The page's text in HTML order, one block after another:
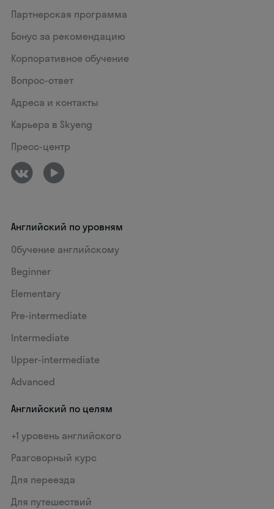
Партнерская программа
Бонус за рекомендацию
Корпоративное обучение
Вопрос-ответ
Адреса и контакты
Карьера в Skyeng
Пресс-центр
Английский по уровням
Обучение английскому
Beginner
Elementary
Pre-intermediate
Intermediate
Upper-intermediate
Advanced
Английский по целям
+1 уровень английского
Разговорный курс
Для переезда
Для путешествий